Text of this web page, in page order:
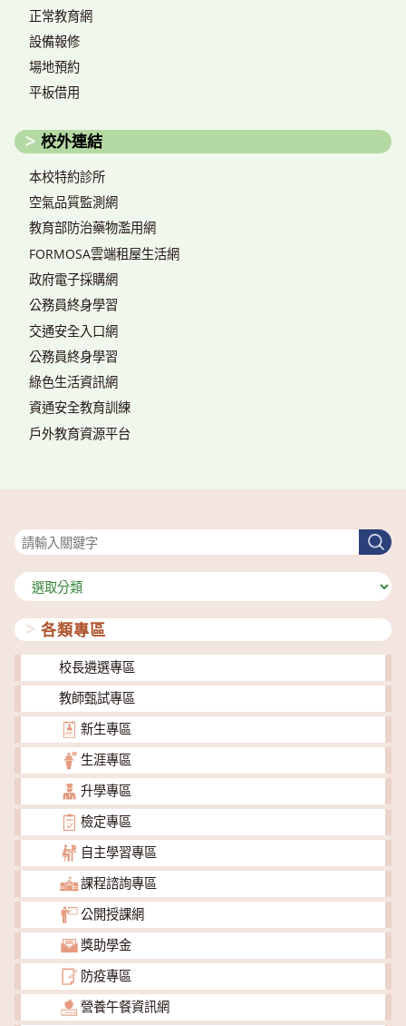
正常教育網
設備報修
場地預約
平板借用
校外連結
本校特約診所
空氣品質監測網
教育部防治藥物濫用網
FORMOSA雲端租屋生活網
政府電子採購網
公務員終身學習
交通安全入口網
公務員終身學習
綠色生活資訊網
資通安全教育訓練
戶外教育資源平台
搜
尋
分
類
各類專區
校長遴選專區
教師甄試專區
新生專區
生涯專區
升學專區
檢定專區
自主學習專區
課程諮詢專區
公開授課網
獎助學金
防疫專區
營養午餐資訊網